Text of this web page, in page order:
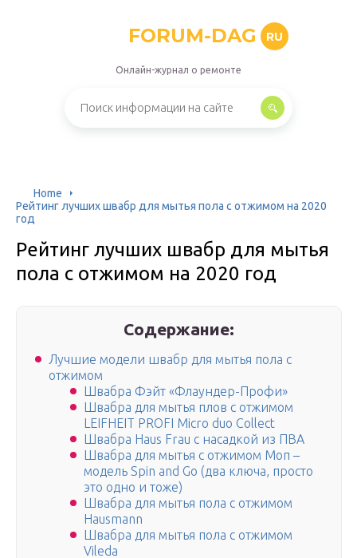
FORUM-DAG RU
Онлайн-журнал о ремонте
Home
Рейтинг лучших швабр для мытья пола с отжимом на 2020
год
Рейтинг лучших швабр для мытья
пола с отжимом на 2020 год
Содержание:
Лучшие модели швабр для мытья пола с
отжимом
Швабра Фэйт «Флаундер-Профи»
Швабра для мытья плов с отжимом
LEIFHEIT PROFI Micro duo Collect
Швабра Haus Frau c насадкой из ПВА
Швабра для мытья с отжимом Моп –
модель Spin and Go (два ключа, просто
это одно и тоже)
Швабра для мытья пола с отжимом
Hausmann
Швабра для мытья пола с отжимом
Vileda